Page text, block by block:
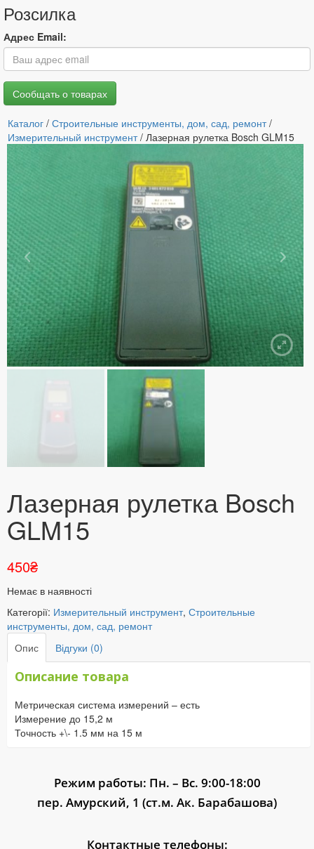
Розсилка
Адрес Email:
Каталог / Строительные инструменты, дом, сад, ремонт/
Измерительный инструмент/ Лазерная рулетка Bosch GLM15
Лазерная рулетка Bosch
GLM15
450₴
Немає в наявності
Категорії: Измерительный инструмент, Строительные
инструменты, дом, сад, ремонт
Опис
Відгуки (0)
Описание товара
Метрическая система измерений – есть
Измерение до 15,2 м
Точность +\- 1.5 мм на 15 м
Режим работы: Пн. – Вс. 9:00-18:00
пер. Амурский, 1 (ст.м. Ак. Барабашова)
Контактные телефоны: